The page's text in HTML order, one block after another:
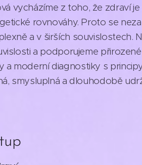
vycházíme z toho, že zdraví
rovnováhy. Proto se
a v širších souvislostech.
a podporujeme
a moderní diagnostiky s
smysluplná a dlouhodobě